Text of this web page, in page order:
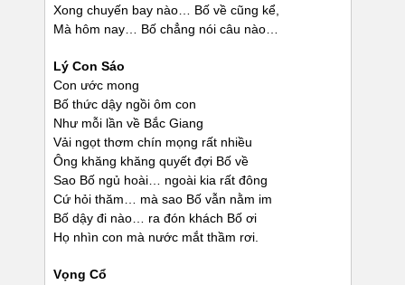
Xong chuyến bay nào… Bố về cũng kể,
Mà hôm nay… Bố chẳng nói câu nào…
Lý Con Sáo
Con ước mong
Bố thức dậy ngồi ôm con
Như mỗi lần về Bắc Giang
Vải ngọt thơm chín mọng rất nhiều
Ông khăng khăng quyết đợi Bố về
Sao Bố ngủ hoài… ngoài kia rất đông
Cứ hỏi thăm… mà sao Bố vẫn nằm im
Bố dậy đi nào… ra đón khách Bố ơi
Họ nhìn con mà nước mắt thầm rơi.
Vọng Cổ